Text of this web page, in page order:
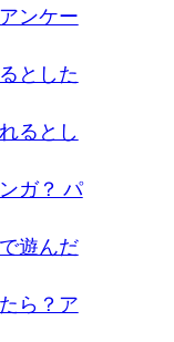
ンケー
とした
るとし
ガ？ パ
遊んだ
ら？ア